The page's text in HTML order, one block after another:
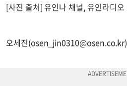
[사진 출처] 유인나 채널, 유인라디오
오세진(osen_jin0310@osen.co.kr)